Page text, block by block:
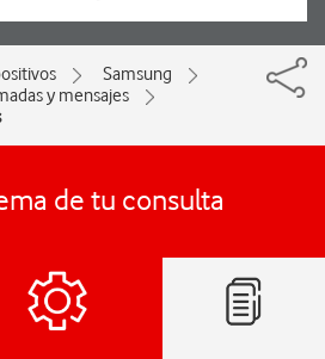
Samsung
y mensajes
de tu consulta